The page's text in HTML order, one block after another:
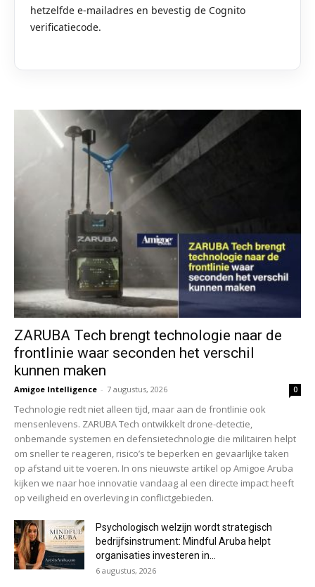
hetzelfde e-mailadres en bevestig de Cognito
verificatiecode.
ZARUBA Tech brengt technologie naar de
frontlinie waar seconden het verschil
kunnen maken
Amigoe Intelligence - 7 augustus, 2026 0
Technologie redt niet alleen tijd, maar aan de frontlinie ook
mensenlevens. ZARUBA Tech ontwikkelt drone-detectie,
onbemande systemen en defensietechnologie die militairen helpt
om sneller te reageren, risico’s te beperken en gevaarlijke taken
op afstand uit te voeren. In ons nieuwste artikel op Amigoe Aruba
kijken we naar hoe innovatie vandaag al een directe impact heeft
op veiligheid en overleving in conflictgebieden.
Psychologisch welzijn wordt strategisch
bedrijfsinstrument: Mindful Aruba helpt
organisaties investeren in...
6 augustus, 2026